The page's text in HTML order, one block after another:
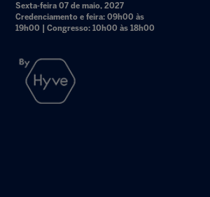
Sexta-feira 07 de maio, 2027
Credenciamento e feira: 09h00 às
19h00 | Congresso: 10h00 às 18h00